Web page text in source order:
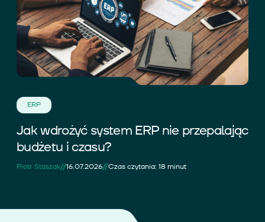
ERP
Jak wdrożyć system ERP nie przepalając
budżetu i czasu?
Piotr Staszak//16.07.2026//Czas czytania: 18 minut